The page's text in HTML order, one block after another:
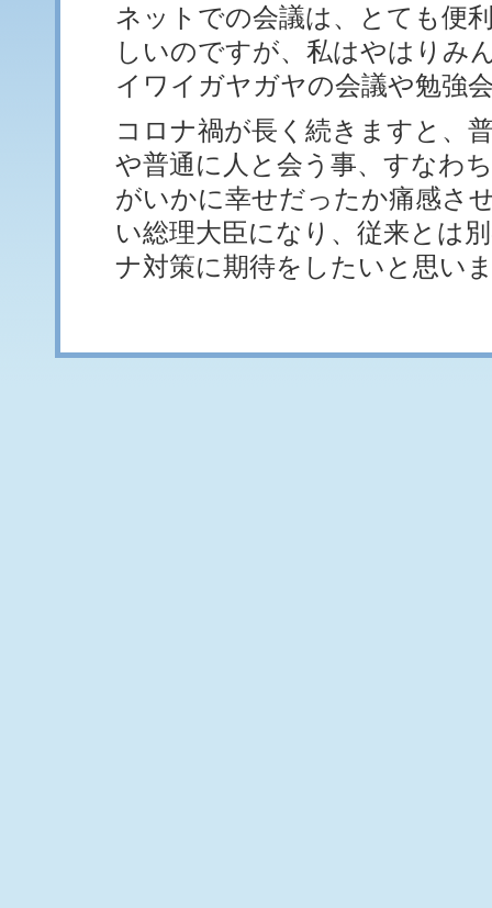
ネットでの会議は、とても便
しいのですが、私はやはりみ
イワイガヤガヤの会議や勉強
コロナ禍が長く続きますと、
や普通に人と会う事、すなわ
がいかに幸せだったか痛感さ
い総理大臣になり、従来とは
ナ対策に期待をしたいと思い